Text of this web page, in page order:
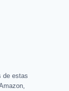
de estas